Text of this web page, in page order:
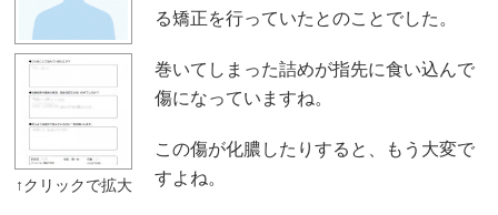
る矯正を行っていたとのことでした。
巻いてしまった詰めが指先に食い込んで
傷になっていますね。
この傷が化膿したりすると、もう大変で
すよね。